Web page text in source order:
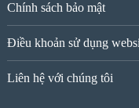
Chính sách bảo mật
Điều khoản sử dụng
Liên hệ với chúng tôi